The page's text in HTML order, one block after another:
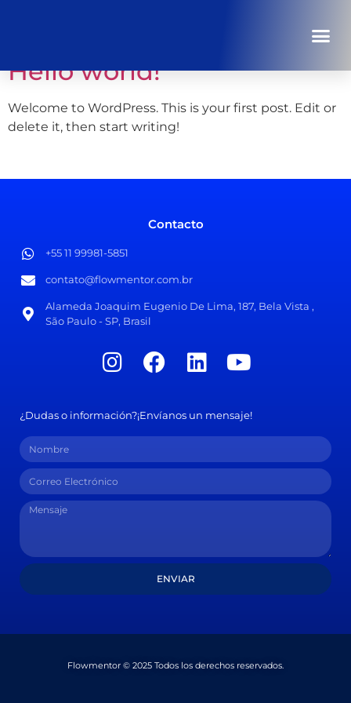
Hello world!
Welcome to WordPress. This is your first post. Edit or
delete it, then start writing!
Contacto
+55 11 99981-5851​
contato@flowmentor.com.br​
Alameda Joaquim Eugenio De Lima, 187, Bela Vista ,
São Paulo - SP, Brasil
¿Dudas o información?¡Envíanos un mensaje!
ENVIAR
Flowmentor © 2025 Todos los derechos reservados.